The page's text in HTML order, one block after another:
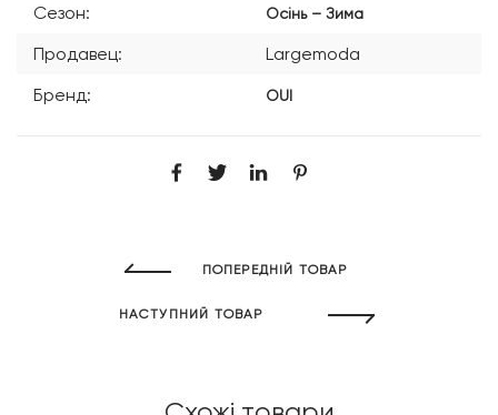
Сезон:
Осінь – Зима
Продавец:
Largemoda
Бренд:
OUI
ПОПЕРЕДНІЙ ТОВАР
НАСТУПНИЙ ТОВАР